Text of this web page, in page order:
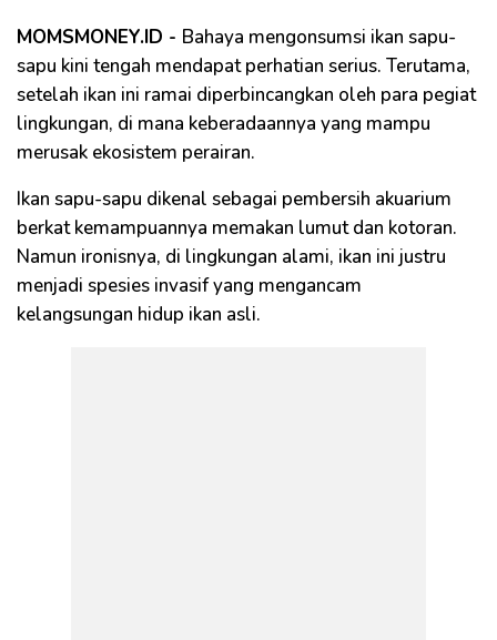
MOMSMONEY.ID - Bahaya mengonsumsi ikan sapu-
sapu kini tengah mendapat perhatian serius. Terutama,
setelah ikan ini ramai diperbincangkan oleh para pegiat
lingkungan, di mana keberadaannya yang mampu
merusak ekosistem perairan.
Ikan sapu-sapu dikenal sebagai pembersih akuarium
berkat kemampuannya memakan lumut dan kotoran.
Namun ironisnya, di lingkungan alami, ikan ini justru
menjadi spesies invasif yang mengancam
kelangsungan hidup ikan asli.